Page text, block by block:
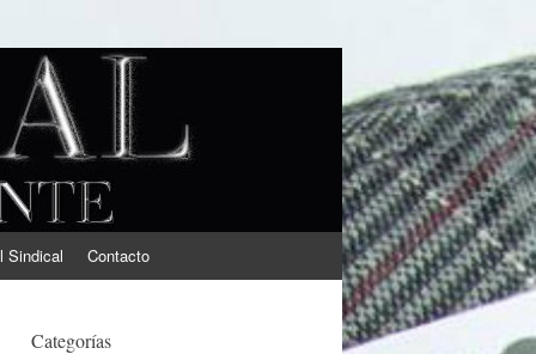
Sindical Contacto
Categorías